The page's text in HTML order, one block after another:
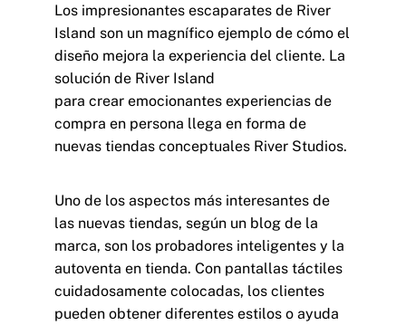
Los impresionantes escaparates de River
Island son un magnífico ejemplo de cómo el
diseño mejora la experiencia del cliente. La
solución de River Island
para crear emocionantes experiencias de
compra en persona llega en forma de
nuevas tiendas conceptuales River Studios.
Uno de los aspectos más interesantes de
las nuevas tiendas, según un blog de la
marca, son los probadores inteligentes y la
autoventa en tienda. Con pantallas táctiles
cuidadosamente colocadas, los clientes
pueden obtener diferentes estilos o ayuda